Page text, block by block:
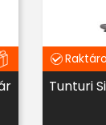
Tunturi